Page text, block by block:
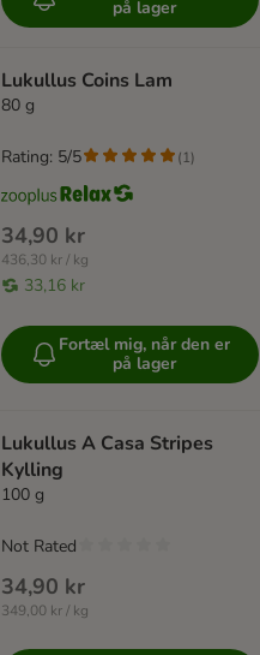
på lager
Lukullus Coins Lam
80 g
34,90 kr
436,30 kr / kg
33,16 kr
Rating: 5/5 (1)
Fortæl mig, når den er
på lager
Lukullus A Casa Stripes
Kylling
100 g
34,90 kr
349,00 kr / kg
Not Rated